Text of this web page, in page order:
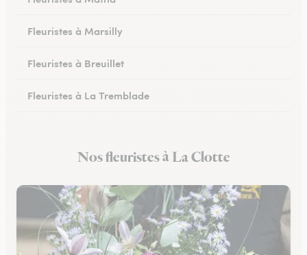
Fleuristes à Marsilly
Fleuristes à Breuillet
Fleuristes à La Tremblade
Fleuristes à Montendre
Nos fleuristes à La Clotte